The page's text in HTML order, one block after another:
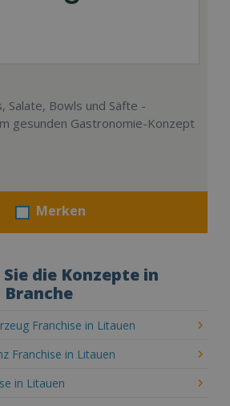
Salate, Bowls und Säfte -
gesunden Gastronomie-Konzept
Merken
die Konzepte in
Franchise in Litauen
Franchise in Litauen
in Litauen